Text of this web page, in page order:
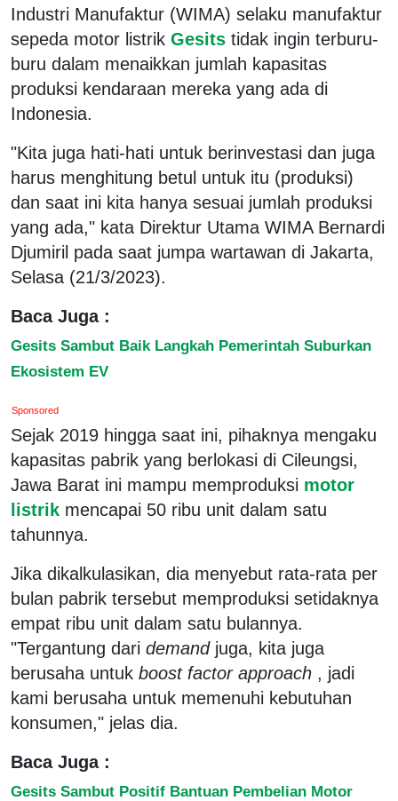
Industri Manufaktur (WIMA) selaku manufaktur
sepeda motor listrik Gesits tidak ingin terburu-
buru dalam menaikkan jumlah kapasitas
produksi kendaraan mereka yang ada di
Indonesia.
"Kita juga hati-hati untuk berinvestasi dan juga
harus menghitung betul untuk itu (produksi)
dan saat ini kita hanya sesuai jumlah produksi
yang ada," kata Direktur Utama WIMA Bernardi
Djumiril pada saat jumpa wartawan di Jakarta,
Selasa (21/3/2023).
Baca Juga :
Gesits Sambut Baik Langkah Pemerintah Suburkan
Ekosistem EV
Sponsored
Sejak 2019 hingga saat ini, pihaknya mengaku
kapasitas pabrik yang berlokasi di Cileungsi,
Jawa Barat ini mampu memproduksi motor
listrik mencapai 50 ribu unit dalam satu
tahunnya.
Jika dikalkulasikan, dia menyebut rata-rata per
bulan pabrik tersebut memproduksi setidaknya
empat ribu unit dalam satu bulannya.
"Tergantung dari demandjuga, kita juga
berusaha untuk boost factor approach , jadi
kami berusaha untuk memenuhi kebutuhan
konsumen," jelas dia.
Baca Juga :
Gesits Sambut Positif Bantuan Pembelian Motor